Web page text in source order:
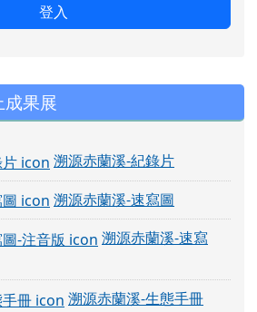
登入
果展
溯源赤蘭溪-紀錄片
溯源赤蘭溪-速寫圖
溯源赤蘭溪-速寫
溯源赤蘭溪-生態手冊